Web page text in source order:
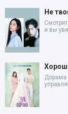
Не
и вы
Дорама